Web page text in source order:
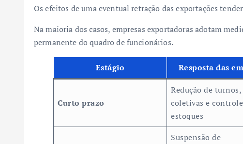
Os efeitos de uma eventual retração das exportações
Na maioria dos casos, empresas exportadoras adotam
permanente do quadro de funcionários.
Estágio Resposta das
Curto prazo
Redução de
coletivas e
estoques
Suspensão de